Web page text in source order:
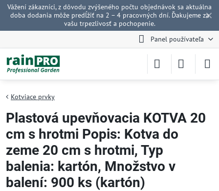
✕
Vážení zákazníci, z dôvodu zvýšeného počtu objednávok sa aktuálna
doba dodania môže predĺžiť na 2 – 4 pracovných dní. Ďakujeme za
vašu trpezlivosť a pochopenie.
Panel používateľa
Kotviace prvky
Plastová upevňovacia KOTVA 20
cm s hrotmi Popis: Kotva do
zeme 20 cm s hrotmi, Typ
balenia: kartón, Množstvo v
balení: 900 ks (kartón)